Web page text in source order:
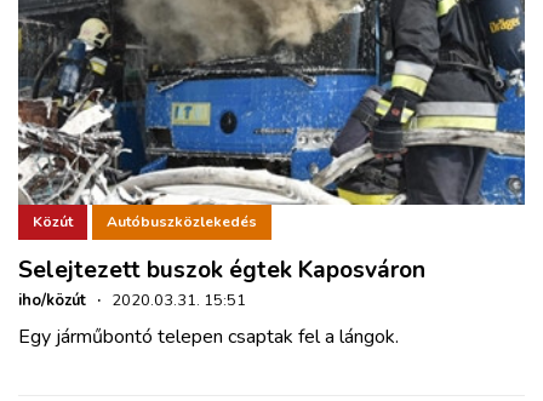
Közút Autóbuszközlekedés
Selejtezett buszok égtek Kaposváron
iho/közút · 2020.03.31. 15:51
Egy járműbontó telepen csaptak fel a lángok.